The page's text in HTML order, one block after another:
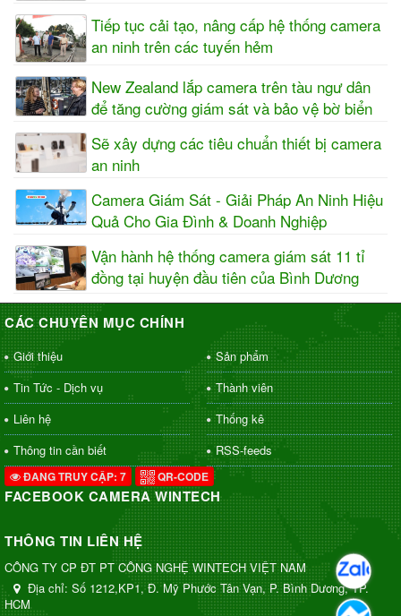
Tiếp tục cải tạo, nâng cấp hệ thống camera
an ninh trên các tuyến hẻm
New Zealand lắp camera trên tàu ngư dân
để tăng cường giám sát và bảo vệ bờ biển
Sẽ xây dựng các tiêu chuẩn thiết bị camera
an ninh
Camera Giám Sát - Giải Pháp An Ninh Hiệu
Quả Cho Gia Đình & Doanh Nghiệp
Vận hành hệ thống camera giám sát 11 tỉ
đồng tại huyện đầu tiên của Bình Dương
CÁC CHUYÊN MỤC CHÍNH
Giới thiệu
Sản phẩm
Tin Tức - Dịch vụ
Thành viên
Liên hệ
Thống kê
Thông tin cần biết
RSS-feeds
ĐANG TRUY CẬP: 7 QR-CODE
FACEBOOK CAMERA WINTECH
THÔNG TIN LIÊN HỆ
CÔNG TY CP ĐT PT CÔNG NGHỆ WINTECH VIỆT NAM
Địa chỉ: Số 1212,KP1, Đ. Mỹ Phước Tân Vạn, P. Bình Dương, TP.
HCM